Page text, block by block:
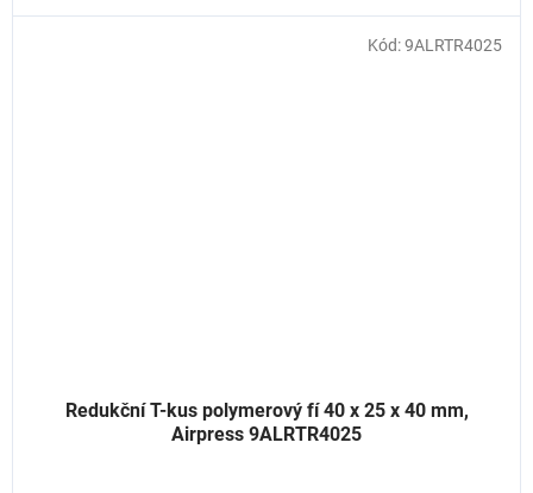
Redukční T-kus polymerový fí 40 x 25 x 40 mm,
Airpress 9ALRTR4025
Kód:9ALRTR4025